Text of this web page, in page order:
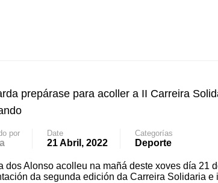
prepárase para acoller a II Carreira
por Date
21 Abril, 2022
Categorías
Deporte
dos Alonso acolleu na mañá deste xoves día 21
da segunda edición da Carreira Solidaria e